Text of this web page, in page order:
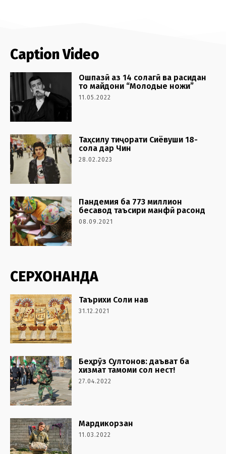
Caption Video
Ошпазӣ аз 14 солагӣ ва расидан
то майдони “Молодые ножи”
11.05.2022
Таҳсилу тиҷорати Сиёвуши 18-
сола дар Чин
28.02.2023
Пандемия ба 773 миллион
бесавод таъсири манфӣ расонд
08.09.2021
СЕРХОНАНДА
Таърихи Соли нав
31.12.2021
Беҳрӯз Султонов: даъват ба
хизмат тамоми сол нест!
27.04.2022
Мардикорзан
11.03.2022